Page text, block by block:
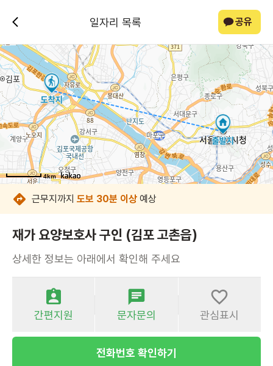
일자리 목록 공유
4km
4km
4km
4km
4km
4km
4km
4km
근무지까지 도보 30분 이상 예상
재가 요양보호사 구인 (김포 고촌읍)
상세한 정보는 아래에서 확인해 주세요
간편지원 문자문의 관심표시
전화번호 확인하기